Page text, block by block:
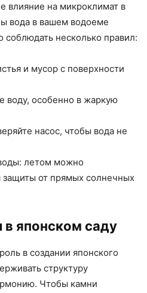
влияние на микроклимат в
вода в вашем водоеме
соблюдать несколько правил:
и мусор с поверхности
воду, особенно в жаркую
насос, чтобы вода не
летом можно
защиты от прямых солнечных
японском саду
в создании японского
структуру
Чтобы камни